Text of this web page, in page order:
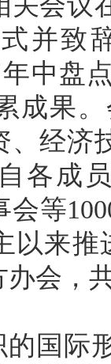
并致
中盘
成果
、经济
各成
会等
以来推
会，
国际